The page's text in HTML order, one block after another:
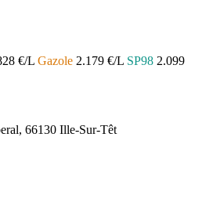
€/L Gazole 2.179 €/L SP98 2.099
66130 Ille-Sur-Têt